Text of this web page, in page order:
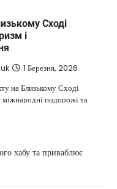
Сході
і
1 Березня, 2026
на Близькому Сході
міжнародні подорожі та
можливість
разі провалу
хабу та приваблює